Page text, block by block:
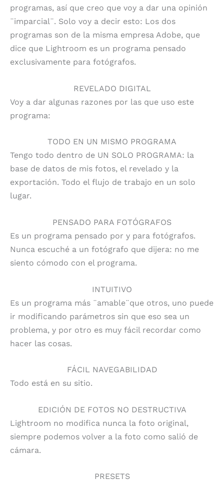
programas, así que creo que voy a dar una opinión
¨imparcial¨. Solo voy a decir esto: Los dos
programas son de la misma empresa Adobe, que
dice que Lightroom es un programa pensado
exclusivamente para fotógrafos.
REVELADO DIGITAL
Voy a dar algunas razones por las que uso este
programa:
TODO EN UN MISMO PROGRAMA
Tengo todo dentro de UN SOLO PROGRAMA: la
base de datos de mis fotos, el revelado y la
exportación. Todo el flujo de trabajo en un solo
lugar.
PENSADO PARA FOTÓGRAFOS
Es un programa pensado por y para fotógrafos.
Nunca escuché a un fotógrafo que dijera: no me
siento cómodo con el programa.
INTUITIVO
Es un programa más ¨amable¨que otros, uno puede
ir modificando parámetros sin que eso sea un
problema, y por otro es muy fácil recordar como
hacer las cosas.
FÁCIL NAVEGABILIDAD
Todo está en su sitio.
EDICIÓN DE FOTOS NO DESTRUCTIVA
Lightroom no modifica nunca la foto original,
siempre podemos volver a la foto como salió de
cámara.
PRESETS